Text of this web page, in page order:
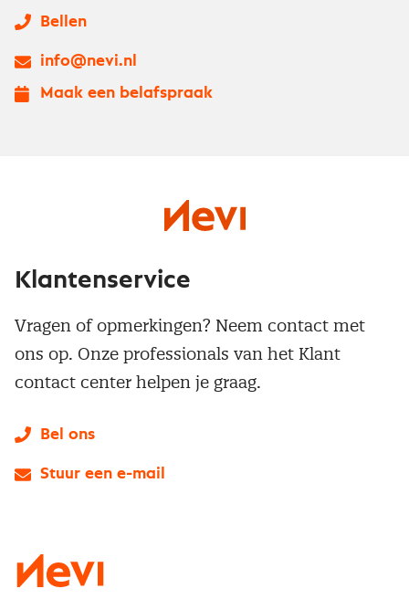
Bellen
info@nevi.nl
Maak een belafspraak
Klantenservice
Vragen of opmerkingen? Neem contact met
ons op. Onze professionals van het Klant
contact center helpen je graag.
Bel ons
Stuur een e-mail